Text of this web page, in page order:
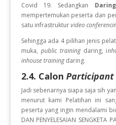
Covid 19. Sedangkan
mempertemukan peserta dan
satu infrastrukturvideo
Sehingga ada 4 pilihan jenis
muka, public trainingdaring, i
inhouse trainingdaring.
2.4. Calon Participant
Jadi sebenarnya siapa saja sih
menurut kami Pelatihan ini
peserta yang ingin mendalami
DAN PENYELESAIAN